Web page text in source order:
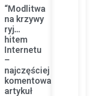
“Modlitwa
na krzywy
ryj…
hitem
Internetu
–
najczęściej
komentowany
artykuł